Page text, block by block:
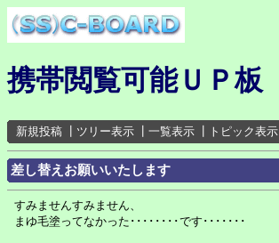
携帯閲覧可能ＵＰ板
新規投稿 ツリー表示 一覧表示 トピック表示
差し替えお願いいたします
すみませんすみません、
まゆ毛塗ってなかった････････です･･･････